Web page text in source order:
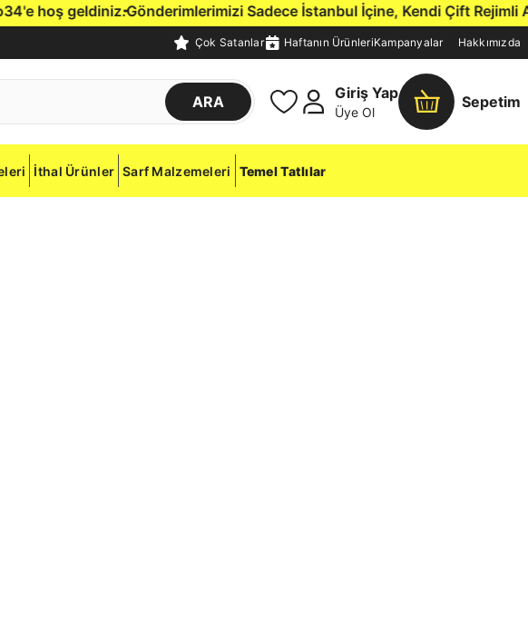
hoş geldiniz.Gönderimlerimizi Sadece İstanbul İçine, Kendi Çift Rejimli
Çok Satanlar Haftanın ÜrünleriKampanyalar Hakkımızda
ARA
Giriş Yap
Üye Ol
Sepetim
İthal Ürünler Sarf Malzemeleri Temel Tatlılar